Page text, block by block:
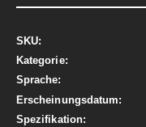
Mehr
Informationen